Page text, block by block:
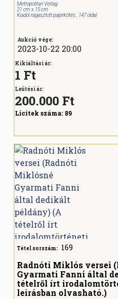
Metropolitan Verlag
21 cm x 15 cm
Kiadói ragasztott papírkötés , 147 oldal
Aukció vége:
2023-10-22 20:00
Kikiáltási ár:
1 Ft
Leütési ár:
200.000 Ft
Licitek száma: 89
Tétel sorszám: 169
Radnóti Miklós versei
Gyarmati Fanni által
tételről írt
leírásban olvasható.)